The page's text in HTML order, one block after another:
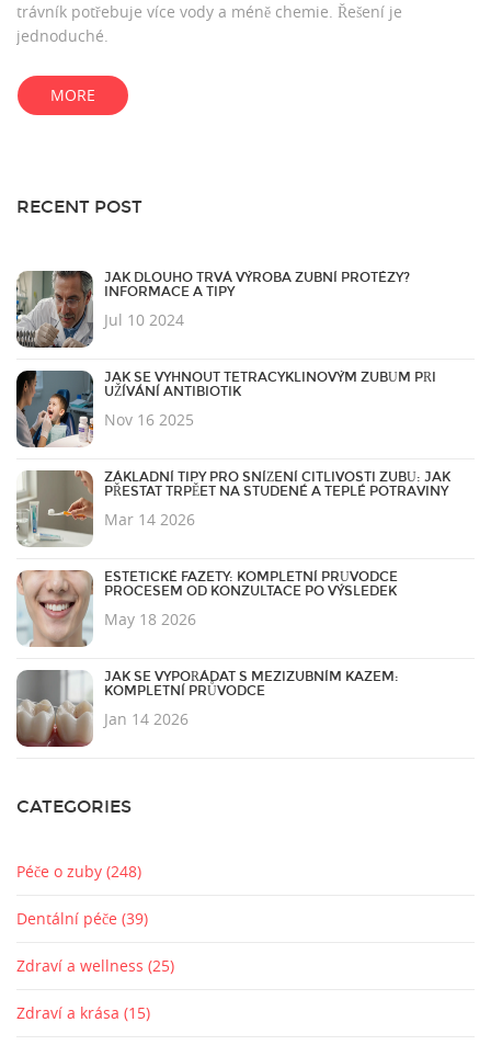
trávník potřebuje více vody a méně chemie. Řešení je
jednoduché.
MORE
RECENT POST
JAK DLOUHO TRVÁ VÝROBA ZUBNÍ PROTÉZY?
INFORMACE A TIPY
Jul 10 2024
JAK SE VYHNOUT TETRACYKLINOVÝM ZUBŮM PŘI
UŽÍVÁNÍ ANTIBIOTIK
Nov 16 2025
ZÁKLADNÍ TIPY PRO SNÍŽENÍ CITLIVOSTI ZUBŮ: JAK
PŘESTAT TRPĚET NA STUDENÉ A TEPLÉ POTRAVINY
Mar 14 2026
ESTETICKÉ FAZETY: KOMPLETNÍ PRŮVODCE
PROCESEM OD KONZULTACE PO VÝSLEDEK
May 18 2026
JAK SE VYPOŘÁDAT S MEZIZUBNÍM KAZEM:
KOMPLETNÍ PRŮVODCE
Jan 14 2026
CATEGORIES
Péče o zuby (248)
Dentální péče (39)
Zdraví a wellness (25)
Zdraví a krása (15)